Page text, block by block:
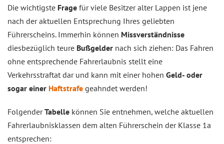
Die wichtigste Frage für viele Besitzer alter Lappen ist jene
nach der aktuellen Entsprechung Ihres geliebten
Führerscheins. Immerhin können Missverständnisse
diesbezüglich teure Bußgelder nach sich ziehen: Das Fahren
ohne entsprechende Fahrerlaubnis stellt eine
Verkehrsstraftat dar und kann mit einer hohen Geld- oder
sogar einer Haftstrafe geahndet werden!
FolgenderTabelle können Sie entnehmen, welche aktuellen
Fahrerlaubnisklassen dem alten Führerschein der Klasse 1a
entsprechen: